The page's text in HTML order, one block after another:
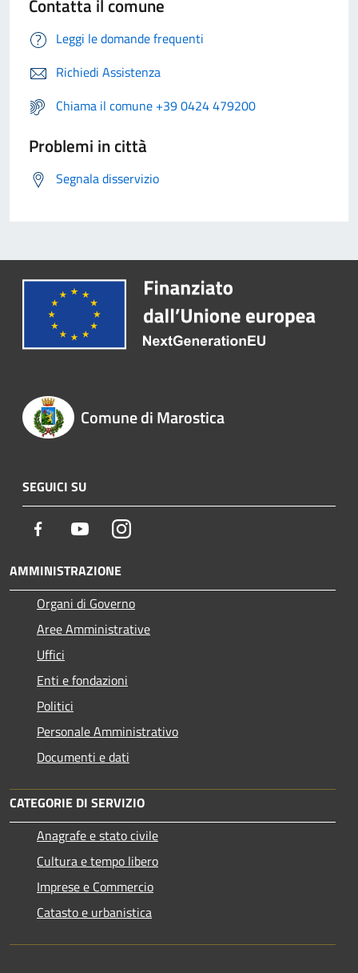
Contatta il comune
Leggi le domande frequenti
Richiedi Assistenza
Chiama il comune +39 0424 479200
Problemi in città
Segnala disservizio
Comune di Marostica
SEGUICI SU
Facebook YoutubeInstagram
AMMINISTRAZIONE
Organi di Governo
Aree Amministrative
Uffici
Enti e fondazioni
Politici
Personale Amministrativo
Documenti e dati
CATEGORIE DI SERVIZIO
Anagrafe e stato civile
Cultura e tempo libero
Imprese e Commercio
Catasto e urbanistica